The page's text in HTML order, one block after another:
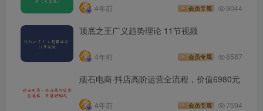
4年前 会员专属 9044
顶底之王广义趋势理论 11节视频
4年前 会员专属 8587
顽石电商·抖店高阶运营全流程，价值6980元
4年前 会员专属 7594